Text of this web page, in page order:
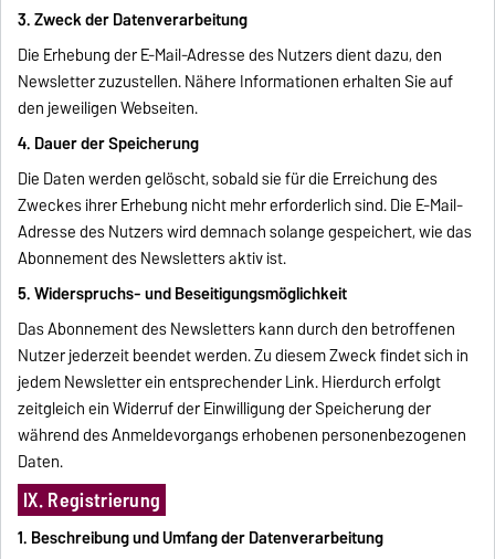
3. Zweck der Datenverarbeitung
Die Erhebung der E-Mail-Adresse des Nutzers dient dazu, den
Newsletter zuzustellen. Nähere Informationen erhalten Sie auf
den jeweiligen Webseiten.
4. Dauer der Speicherung
Die Daten werden gelöscht, sobald sie für die Erreichung des
Zweckes ihrer Erhebung nicht mehr erforderlich sind. Die E-Mail-
Adresse des Nutzers wird demnach solange gespeichert, wie das
Abonnement des Newsletters aktiv ist.
5. Widerspruchs- und Beseitigungsmöglichkeit
Das Abonnement des Newsletters kann durch den betroffenen
Nutzer jederzeit beendet werden. Zu diesem Zweck findet sich in
jedem Newsletter ein entsprechender Link. Hierdurch erfolgt
zeitgleich ein Widerruf der Einwilligung der Speicherung der
während des Anmeldevorgangs erhobenen personenbezogenen
Daten.
IX. Registrierung
1. Beschreibung und Umfang der Datenverarbeitung